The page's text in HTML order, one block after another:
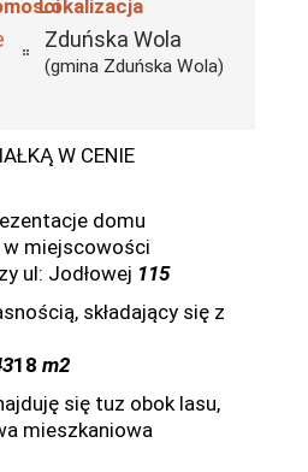
Lokalizacja
Zduńska Wola
(gmina Zduńska Wola)
W CENIE
domu
miejscowości
ul: Jodłowej 115
składający się z
1 8 m2
się tuz obok lasu,
mieszkaniowa